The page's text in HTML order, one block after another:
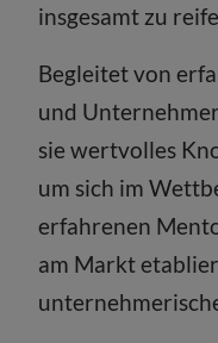
insgesamt zu
Begleitet von
und
sie wertvolles
um sich im
erfahrenen
am Markt